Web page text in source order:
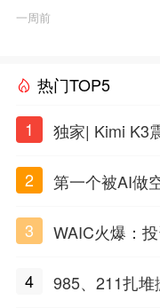
一周前
热门TOP5
1
独家| Kimi K3
2
第一个被AI做
3 WAIC火爆：
4 985、211扎堆